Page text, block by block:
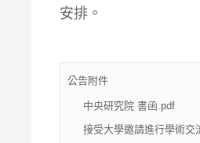
安排。
公告附件
中央研究院 書函.pdf
接受大學邀請進行學術交